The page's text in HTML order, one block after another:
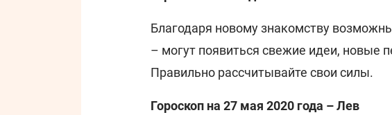
Благодаря новому знакомству
– могут появиться свежие идеи, новые
Правильно рассчитывайте свои силы.
Гороскоп на 27 мая 2020 года – Лев